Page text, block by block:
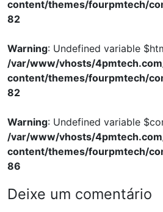
content/themes/fourpmtech/
82
Warning: Undefined variable
/var/www/vhosts/
content/themes/fourpmtech/
82
Warning: Undefined variable
/var/www/vhosts/
content/themes/fourpmtech/
86
Deixe um comentário